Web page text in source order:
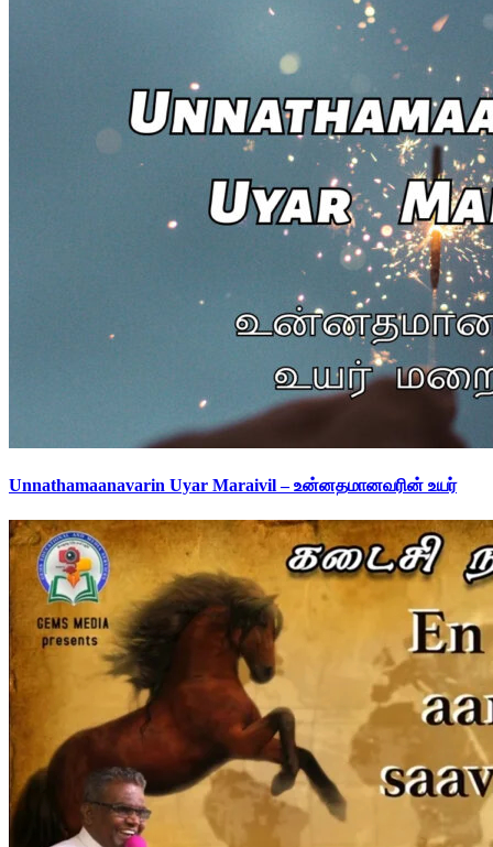
Unnathamaanavarin Uyar Maraivil – உன்னதமானவரின் உயர்